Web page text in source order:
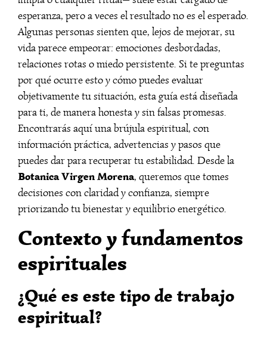
esperanza, pero a veces el resultado no es el esperado.
Algunas personas sienten que, lejos de mejorar, su
vida parece empeorar: emociones desbordadas,
relaciones rotas o miedo persistente. Si te preguntas
por qué ocurre esto y cómo puedes evaluar
objetivamente tu situación, esta guía está diseñada
para ti, de manera honesta y sin falsas promesas.
Encontrarás aquí una brújula espiritual, con
información práctica, advertencias y pasos que
puedes dar para recuperar tu estabilidad. Desde la
Botanica Virgen Morena, queremos que tomes
decisiones con claridad y confianza, siempre
priorizando tu bienestar y equilibrio energético.
Contexto y fundamentos
espirituales
¿Qué es este tipo de trabajo
espiritual?